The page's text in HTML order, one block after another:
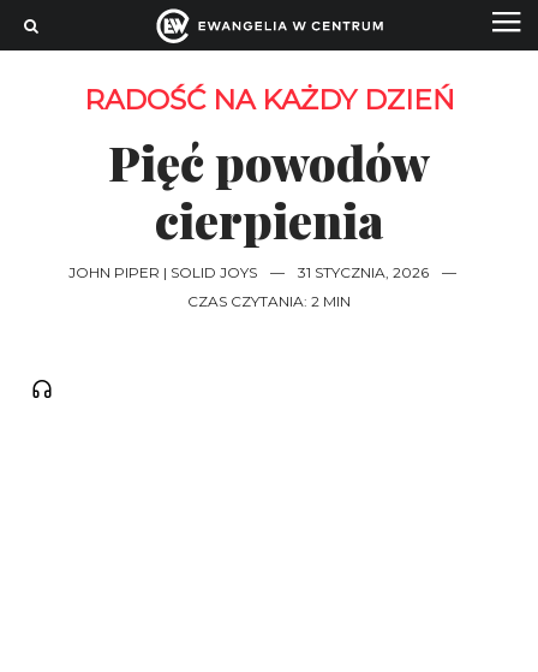
RADOŚĆ NA KAŻDY DZIEŃ
Pięć powodów
cierpienia
JOHN PIPER | SOLID JOYS — 31 STYCZNIA, 2026
—
CZAS CZYTANIA: 2 MIN